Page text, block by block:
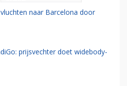
naar Barcelona door
prijsvechter doet widebody-